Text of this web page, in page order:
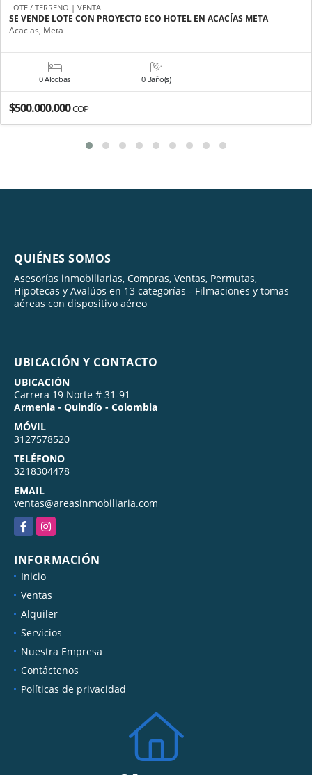
LOTE / TERRENO | VENTA
SE VENDE LOTE CON PROYECTO ECO HOTEL EN ACACÍAS META
Acacias, Meta
0 Alcobas 0 Baño(s)
$500.000.000COP
QUIÉNES SOMOS
Asesorías inmobiliarias, Compras, Ventas, Permutas,
Hipotecas y Avalúos en 13 categorías - Filmaciones y tomas
aéreas con dispositivo aéreo
UBICACIÓN Y CONTACTO
UBICACIÓN
Carrera 19 Norte # 31-91
Armenia - Quindío - Colombia
MÓVIL
3127578520
TELÉFONO
3218304478
EMAIL
ventas@areasinmobiliaria.com
FacebookInstagram
INFORMACIÓN
Inicio
Ventas
Alquiler
Servicios
Nuestra Empresa
Contáctenos
Políticas de privacidad